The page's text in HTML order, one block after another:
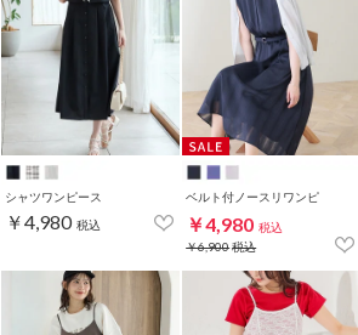
シャツワンピース
￥4,980 税込
ベルト付ノースリワンピ
￥4,980 税込
￥6,900税込